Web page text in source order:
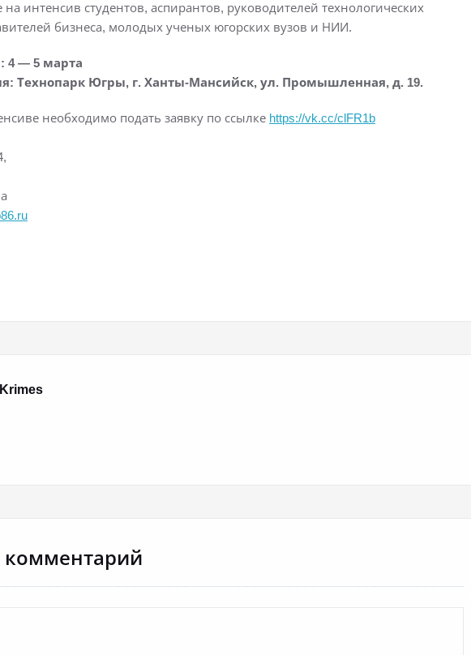
интенсив студентов, аспирантов, руководителей технологических
бизнеса, молодых ученых югорских вузов и НИИ.
4 — 5 марта
Технопарк Югры, г. Ханты-Мансийск, ул. Промышленная, д. 19.
необходимо подать заявку по ссылке https://vk.cc/clFR1b
Krimes
комментарий